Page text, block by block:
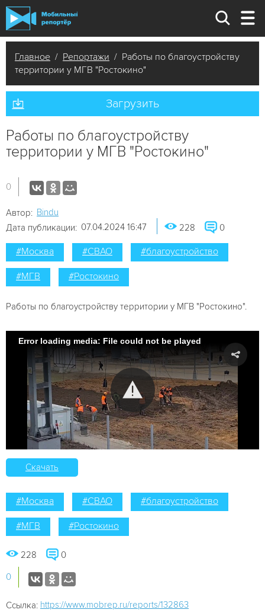
Главное / Репортажи / Работы по благоустройству
территории у МГВ "Ростокино"
Загрузить
Работы по благоустройству
территории у МГВ "Ростокино"
0
Автор: Bindu
Дата публикации: 07.04.2024 16:47 228 0
#Москва #СВАО #благоустройство
#МГВ #Ростокино
Работы по благоустройству территории у МГВ "Ростокино".
Error loading media: File could not be played
Скачать
#Москва #СВАО #благоустройство
#МГВ #Ростокино
228 0
0
Ссылка: https://www.mobrep.ru/reports/132863